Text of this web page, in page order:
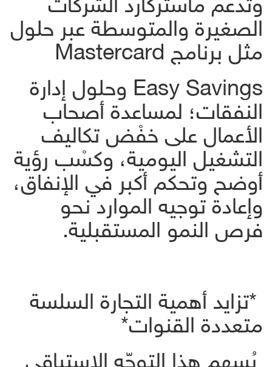
الصغيرة والمتوسطة عبر حلول
مثل برنامج Mastercard
Easy Savings وحلول إدارة
النفقات؛ لمساعدة أصحاب
الأعمال على خفْض تكاليف
التشغيل اليومية، وكسْب رؤية
أوضح وتحكم أكبر في الإنفاق،
وإعادة توجيه الموارد نحو
فرص النمو المستقبلية.
*تزايد أهمية التجارة السلسة
متعددة القنوات*
يُسهم هذا التوجّه الاستباقي